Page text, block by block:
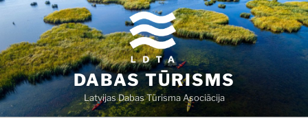
Doties
saturu
DABAS TŪRISMS
Latvijas Dabas Tūrisma Asociācija